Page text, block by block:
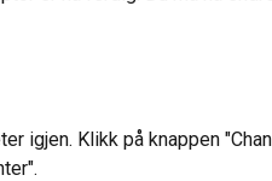
igjen. Klikk på knappen